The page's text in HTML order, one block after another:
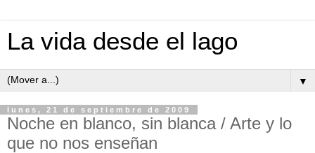
La vida desde el lago
▼
lunes, 21 de septiembre de 2009
Noche en blanco, sin blanca / Arte y lo
que no nos enseñan